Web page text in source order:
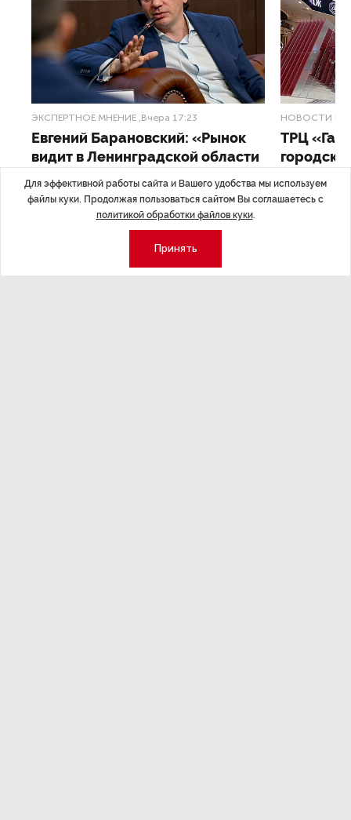
ЭКСПЕРТНОЕ МНЕНИЕ ,Вчера 17:23
Евгений Барановский: «Рынок
видит в Ленинградской области
долгосрочную перспективу»
Интервью с вице-губернатором Ленинградской
области Евгением Барановским.
НОВОСТИ
ТРЦ
конкуренции
Для эффективной работы сайта и Вашего удобства мы используем
файлы куки. Продолжая пользоваться сайтом Вы соглашаетесь с
политикой обработки файлов куки.
Принять